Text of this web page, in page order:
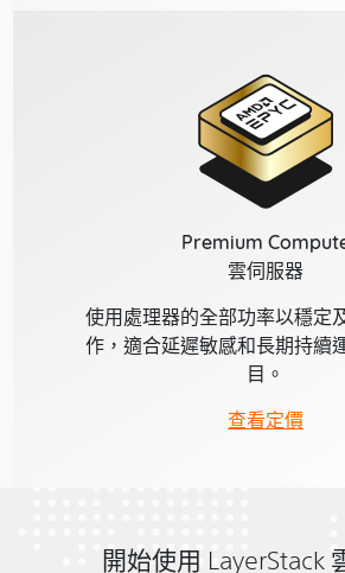
Premium
雲伺服器
使用處理器的全部功率以穩定
作，適合延遲敏感和長期持續
目。
查看定價
開始使用 LayerStack